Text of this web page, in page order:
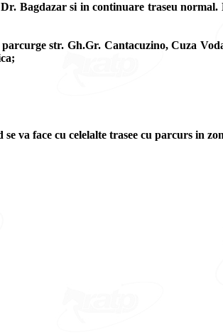
Bagdazar si in continuare traseu normal.
str. Gh.Gr. Cantacuzino, Cuza
va face cu celelalte trasee cu parcurs in